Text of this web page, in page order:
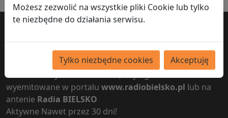
Chcesz by twoje ogłoszenie dotarło do
tysięcy osób?
Nie trzeba wychodzić z domu, aby ogłoszenie zostało
wyemitowane w portalu www.radiobielsko.pl lub na
antenie Radia BIELSKO
Aktywne Nawet przez 30 dni!
Możesz zezwolić na wszystkie pliki Cookie lub tylko
te niezbędne do działania serwisu.
Tylko niezbędne cookies Akceptuję